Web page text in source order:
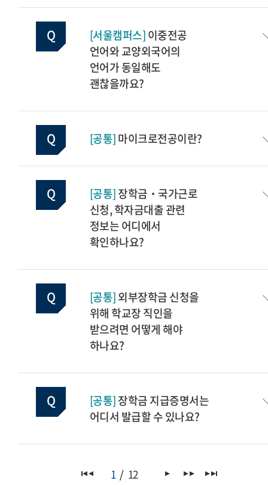
[서울캠퍼스]이중전공
언어와 교양외국어의
언어가 동일해도
괜찮을까요?
[공통]마이크로전공이란?
[공통]장학금‧국가근로
신청, 학자금대출 관련
정보는 어디에서
확인하나요?
[공통]외부장학금 신청을
위해 학교장 직인을
받으려면 어떻게 해야
하나요?
[공통]장학금 지급증명서는
어디서 발급할 수 있나요?
1 12